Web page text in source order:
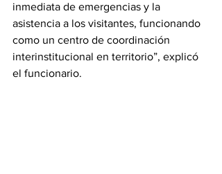
inmediata de emergencias y la
asistencia a los visitantes, funcionando
como un centro de coordinación
interinstitucional en territorio”, explicó
el funcionario.